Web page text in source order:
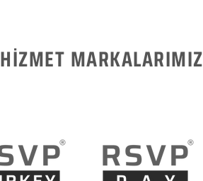
HİZMET MARKALARIMIZ